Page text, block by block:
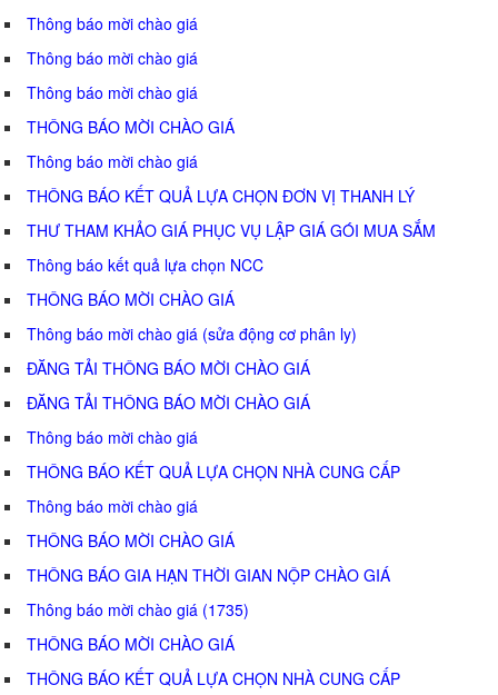
Thông báo mời chào giá
Thông báo mời chào giá
Thông báo mời chào giá
THÔNG BÁO MỜI CHÀO GIÁ
Thông báo mời chào giá
THÔNG BÁO KẾT QUẢ LỰA CHỌN ĐƠN VỊ THANH LÝ
THƯ THAM KHẢO GIÁ PHỤC VỤ LẬP GIÁ GÓI MUA SẮM
Thông báo kết quả lựa chọn NCC
THÔNG BÁO MỜI CHÀO GIÁ
Thông báo mời chào giá (sửa động cơ phân ly)
ĐĂNG TẢI THÔNG BÁO MỜI CHÀO GIÁ
ĐĂNG TẢI THÔNG BÁO MỜI CHÀO GIÁ
Thông báo mời chào giá
THÔNG BÁO KẾT QUẢ LỰA CHỌN NHÀ CUNG CẤP
Thông báo mời chào giá
THÔNG BÁO MỜI CHÀO GIÁ
THÔNG BÁO GIA HẠN THỜI GIAN NỘP CHÀO GIÁ
Thông báo mời chào giá (1735)
THÔNG BÁO MỜI CHÀO GIÁ
THÔNG BÁO KẾT QUẢ LỰA CHỌN NHÀ CUNG CẤP